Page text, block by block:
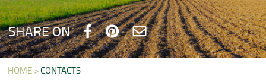
SHARE ON
HOME >CONTACTS